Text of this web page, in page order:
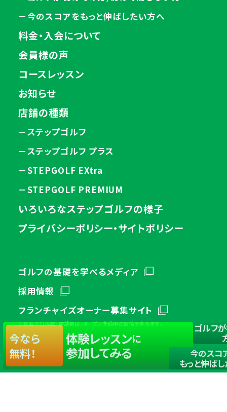
今なら
無料！
体験レッスンに
参加してみる
ゴルフ
今のスコ
もっと伸ば
－今のスコアをもっと伸ばしたい方へ
料金・入会について
会員様の声
コースレッスン
お知らせ
店舗の種類
－ステップゴルフ
－ステップゴルフ プラス
－STEPGOLF EXtra
－STEPGOLF PREMIUM
いろいろなステップゴルフの様子
プライバシーポリシー・サイトポリシー
ゴルフの基礎を学べるメディア
採用情報
フランチャイズオーナー募集サイト
※掲載の打席数・店舗数は、オープン準備中の数値を含みます。